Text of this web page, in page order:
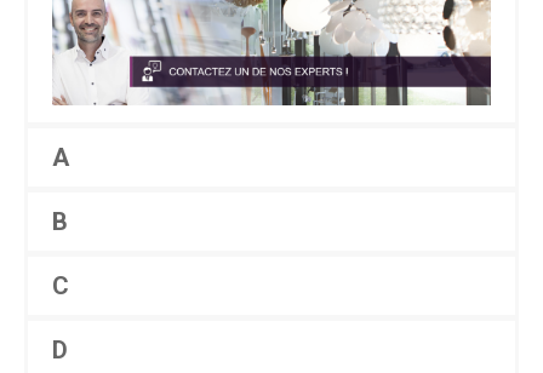
A
B
C
D